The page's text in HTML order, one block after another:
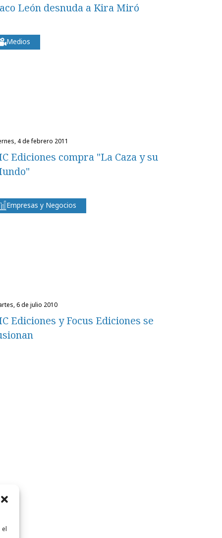
el
León desnuda a Kira Miró
Medios
4 de febrero 2011
Ediciones compra "La Caza y su
Empresas y Negocios
6 de julio 2010
Ediciones y Focus Ediciones se